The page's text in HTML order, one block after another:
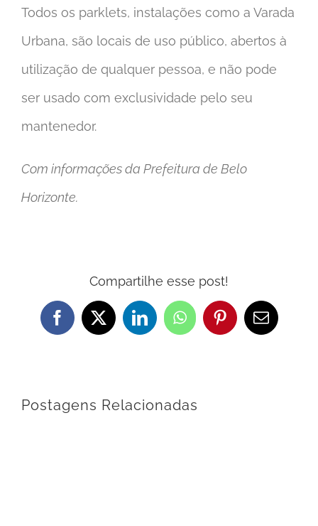
Todos os parklets, instalações como a Varada
Urbana, são locais de uso público, abertos à
utilização de qualquer pessoa, e não pode
ser usado com exclusividade pelo seu
mantenedor.
Com informações da Prefeitura de Belo
Horizonte.
Compartilhe esse post!
Facebook
X LinkedInWhatsApp
Pinterest
E-
Postagens Relacionadas